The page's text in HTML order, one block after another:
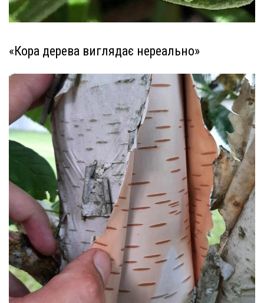
«Кора дерева виглядає нереально»